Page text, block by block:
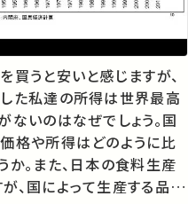
買うと安いと感じますが、
た私達の所得は世界最高
ないのはなぜでしょう。国
格や所得はどのように比
か。また、日本の食料生産
、国によって生産する品目